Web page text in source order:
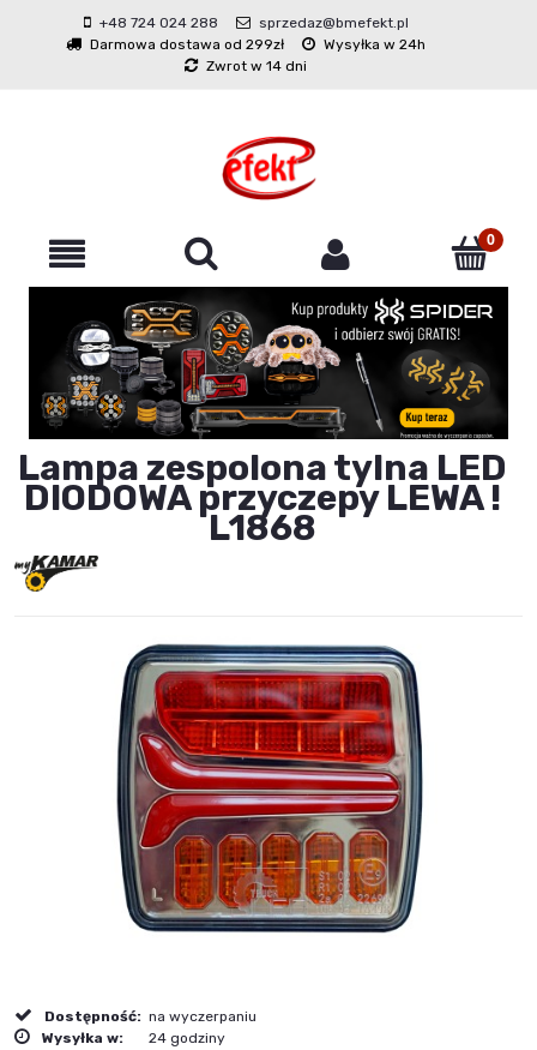
+48 724 024 288
sprzedaz@bmefekt.pl
Darmowa dostawa od 299zł
Wysyłka w 24h
Zwrot w 14 dni
Lampa zespolona tylna LED
DIODOWA przyczepy LEWA !
L1868
Dostępność: na wyczerpaniu
Wysyłka w:
24 godziny